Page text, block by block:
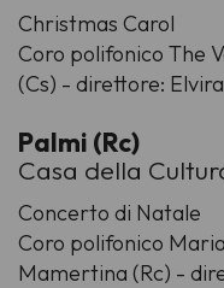
Christmas Carol
Coro polifonico The
(Cs) - direttore:
Palmi (Rc)
Casa della
Concerto di Natale
Coro polifonico
Mamertina (Rc) -